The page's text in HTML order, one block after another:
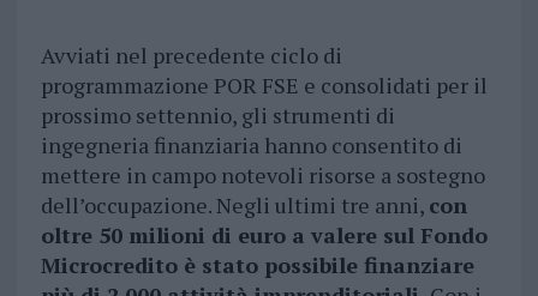
Avviati nel precedente ciclo di
programmazione POR FSE e consolidati per il
prossimo settennio, gli strumenti di
ingegneria finanziaria hanno consentito di
mettere in campo notevoli risorse a sostegno
dell’occupazione. Negli ultimi tre anni, con
oltre 50 milioni di euro a valere sul Fondo
Microcredito è stato possibile finanziare